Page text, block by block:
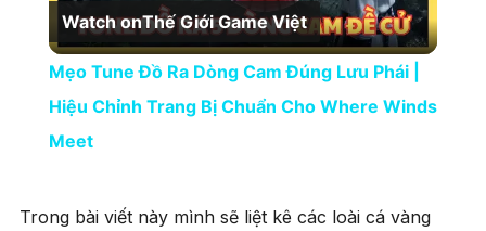
Watch onThế Giới Game Việt
Mẹo Tune Đồ Ra Dòng Cam Đúng Lưu Phái |
Hiệu Chỉnh Trang Bị Chuẩn Cho Where Winds
Meet
Trong bài viết này mình sẽ liệt kê các loài cá vàng